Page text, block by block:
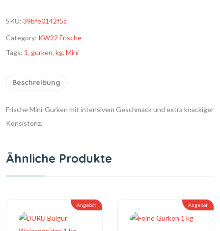
SKU: 39bfe0142f5c
Category: KW22 Frische
Tags: 1, gurken, kg, Mini
Beschreibung
Frische Mini-Gurken mit intensivem Geschmack und extra knackiger
Konsistenz.
Ähnliche Produkte
Angebot Angebot